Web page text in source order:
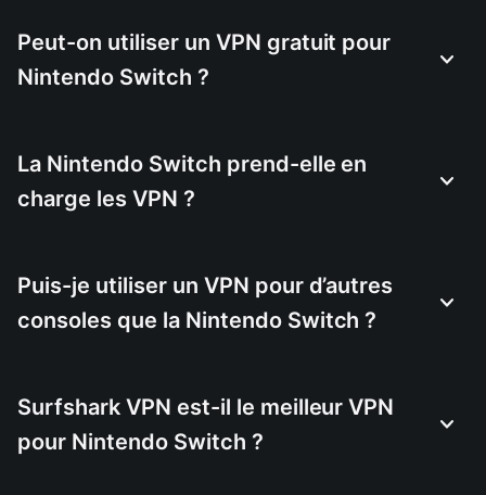
Peut-on utiliser un VPN gratuit pour
Nintendo Switch ?
La Nintendo Switch prend-elle en
charge les VPN ?
Puis-je utiliser un VPN pour d’autres
consoles que la Nintendo Switch ?
Surfshark VPN est-il le meilleur VPN
pour Nintendo Switch ?